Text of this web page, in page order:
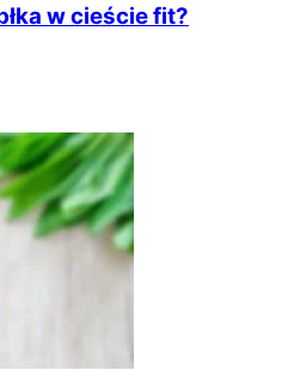
w cieście fit?